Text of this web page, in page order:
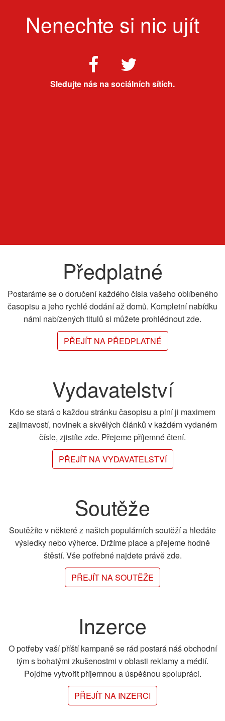
Nenechte si nic ujít
Sledujte nás na sociálních sítích.
Předplatné
Postaráme se o doručení každého čísla vašeho oblíbeného
časopisu a jeho rychlé dodání až domů. Kompletní nabídku
námi nabízených titulů si můžete prohlédnout zde.
PŘEJÍT NA PŘEDPLATNÉ
Vydavatelství
Kdo se stará o každou stránku časopisu a plní ji maximem
zajímavostí, novinek a skvělých článků v každém vydaném
čísle, zjistíte zde. Přejeme příjemné čtení.
PŘEJÍT NA VYDAVATELSTVÍ
Soutěže
Soutěžíte v některé z našich populárních soutěží a hledáte
výsledky nebo výherce. Držíme place a přejeme hodně
štěstí. Vše potřebné najdete právě zde.
PŘEJÍT NA SOUTĚŽE
Inzerce
O potřeby vaší příští kampaně se rád postará náš obchodní
tým s bohatými zkušenostmi v oblasti reklamy a médií.
Pojďme vytvořit příjemnou a úspěšnou spolupráci.
PŘEJÍT NA INZERCI